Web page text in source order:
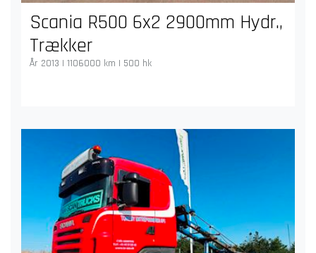
Scania R500 6x2 2900mm Hydr.,
Trækker
År 2013 | 1106000 km | 500 hk